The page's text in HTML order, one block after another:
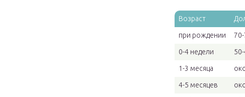
Возраст
при рождении
0-4 недели
1-3 месяца
4-5 месяцев